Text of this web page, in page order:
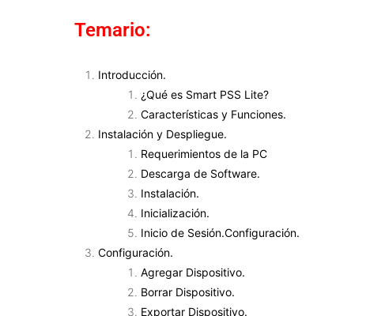
Temario:
Introducción.
¿Qué es Smart PSS Lite?
Características y Funciones.
Instalación y Despliegue.
Requerimientos de la PC
Descarga de Software.
Instalación.
Inicialización.
Inicio de Sesión.Configuración.
Configuración.
Agregar Dispositivo.
Borrar Dispositivo.
Exportar Dispositivo.